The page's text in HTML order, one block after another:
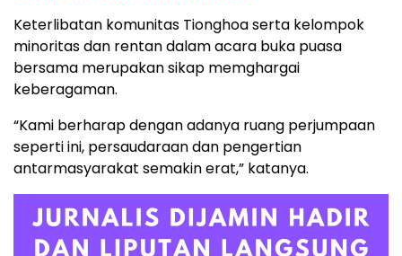
Keterlibatan komunitas Tionghoa serta kelompok
minoritas dan rentan dalam acara buka puasa
bersama merupakan sikap memghargai
keberagaman.
“Kami berharap dengan adanya ruang perjumpaan
seperti ini, persaudaraan dan pengertian
antarmasyarakat semakin erat,” katanya.